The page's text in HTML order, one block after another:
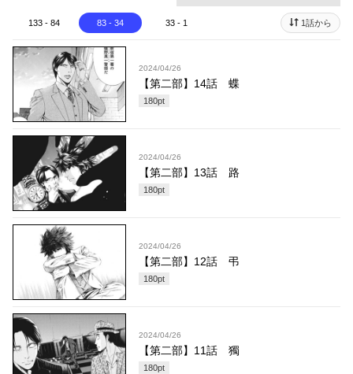
133 - 84 83 - 34 33 - 1 1話から
2024/04/26
【第二部】14話 蝶
180pt
2024/04/26
【第二部】13話 路
180pt
2024/04/26
【第二部】12話 弔
180pt
2024/04/26
【第二部】11話 獨
180pt